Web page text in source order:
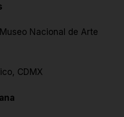
Nacional de Arte
CDMX